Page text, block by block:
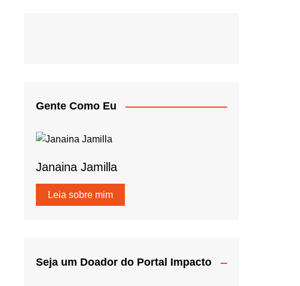
Gente Como Eu
Janaina Jamilla
Leia sobre mim
Seja um Doador do Portal Impacto